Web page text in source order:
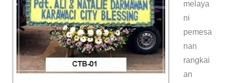
melaya
ni
pemesa
nan
rangkai
an